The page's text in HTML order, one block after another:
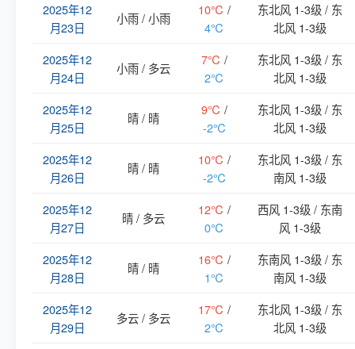
2025年12
月23日
小雨 / 小雨
10℃ /
4℃
东北风 1-3级 / 东
北风 1-3级
2025年12
月24日
小雨 / 多云
7℃ /
2℃
东北风 1-3级 / 东
北风 1-3级
2025年12
月25日
晴 / 晴
9℃ /
-2℃
东北风 1-3级 / 东
北风 1-3级
2025年12
月26日
晴 / 晴
10℃ /
-2℃
东北风 1-3级 / 东
南风 1-3级
2025年12
月27日
晴 / 多云
12℃ /
0℃
西风 1-3级 / 东南
风 1-3级
2025年12
月28日
晴 / 晴
16℃ /
1℃
东南风 1-3级 / 东
南风 1-3级
2025年12
月29日
多云 / 多云
17℃ /
2℃
东北风 1-3级 / 东
北风 1-3级